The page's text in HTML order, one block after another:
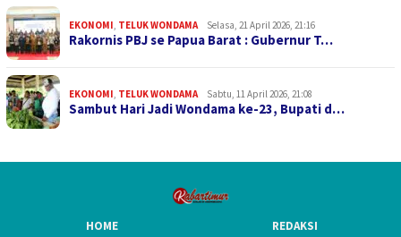
EKONOMI TELUK WONDAMA Selasa, 21 April 2026, 21:16
Rakornis PBJ se Papua Barat : Gubernur T…
EKONOMI TELUK WONDAMA Sabtu, 11 April 2026, 21:08
Sambut Hari Jadi Wondama ke-23, Bupati d…
HOME REDAKSI